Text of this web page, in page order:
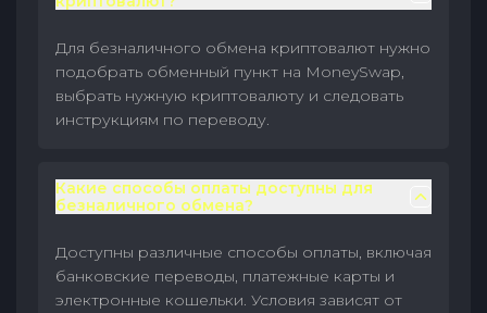
Для безналичного обмена криптовалют нужно
подобрать обменный пункт на MoneySwap,
выбрать нужную криптовалюту и следовать
инструкциям по переводу.
Какие способы оплаты доступны для
безналичного обмена?
Доступны различные способы оплаты, включая
банковские переводы, платежные карты и
электронные кошельки. Условия зависят от